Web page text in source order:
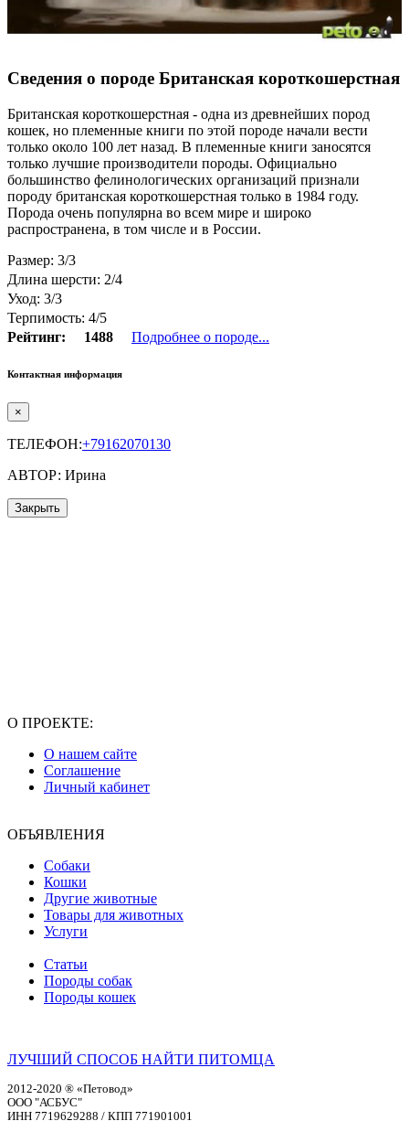
Сведения о породе Британская короткошерстная
Британская короткошерстная - одна из древнейших пород
кошек, но племенные книги по этой породе начали вести
только около 100 лет назад. В племенные книги заносятся
только лучшие производители породы. Официально
большинство фелинологических организаций признали
породу британская короткошерстная только в 1984 году.
Порода очень популярна во всем мире и широко
распространена, в том числе и в России.
Размер: 3/3
Длина шерсти: 2/4
Уход: 3/3
Терпимость: 4/5
Рейтинг:
1488 Подробнее о породе...
Контактная информация
×
ТЕЛЕФОН:+79162070130
АВТОР: Ирина
Закрыть
О ПРОЕКТЕ:
О нашем сайте
Соглашение
Личный кабинет
ОБЪЯВЛЕНИЯ
Собаки
Кошки
Другие животные
Товары для животных
Услуги
Статьи
Породы собак
Породы кошек
ЛУЧШИЙ СПОСОБ НАЙТИ ПИТОМЦА
2012-2020 ® «Петовод»
ООО "АСБУС"
ИНН 7719629288 / КПП 771901001